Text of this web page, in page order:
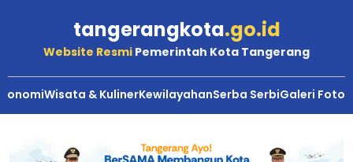
tangerangkota.go.id
Website Resmi Pemerintah Kota Tangerang
Wisata & KulinerKewilayahanSerba SerbiGaleri Foto